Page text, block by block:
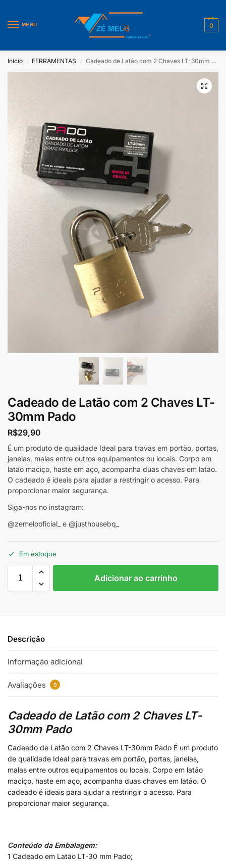
MENU 0
Início / FERRAMENTAS / Cadeado de Latão com 2 Chaves LT-30mm Pado
Cadeado de Latão com 2 Chaves LT-
30mm Pado
R$29,90
É um produto de qualidade Ideal para travas em portão, portas,
janelas, malas entre outros equipamentos ou locais. Corpo em
latão maciço, haste em aço, acompanha duas chaves em latão.
O cadeado é ideais para ajudar a restringir o acesso. Para
proporcionar maior segurança.
Siga-nos no instagram:
@zemelooficial_ e @justhousebq_
Em estoque
Adicionar ao carrinho
Descrição
Informação adicional
Avaliações 0
Cadeado de Latão com 2 Chaves LT-
30mm Pado
Cadeado de Latão com 2 Chaves LT-30mm Pado É um produto
de qualidade Ideal para travas em portão, portas, janelas,
malas entre outros equipamentos ou locais. Corpo em latão
maciço, haste em aço, acompanha duas chaves em latão. O
cadeado é ideais para ajudar a restringir o acesso. Para
proporcionar maior segurança.
Conteúdo da Embalagem:
1 Cadeado em Latão LT-30 mm Pado;